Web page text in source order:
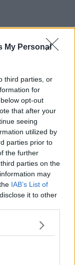
My Personal
third parties, or
for
opt-out
that after your
seeing
utilized by
parties prior to
the further
parties on the
may
IAB’s List of
it to other
Venturi